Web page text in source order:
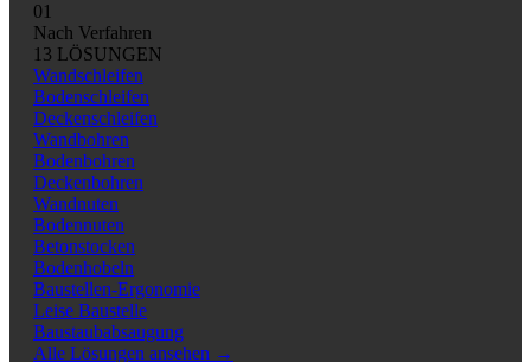
01
Nach Verfahren
13 LÖSUNGEN
Wandschleifen
Bodenschleifen
Deckenschleifen
Wandbohren
Bodenbohren
Deckenbohren
Wandnuten
Bodennuten
Betonstocken
Bodenhobeln
Baustellen-Ergonomie
Leise Baustelle
Baustaubabsaugung
Alle Lösungen ansehen →